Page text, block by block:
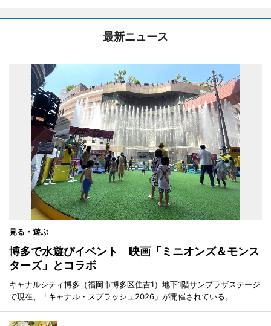
最新ニュース
見る・遊ぶ
博多で水遊びイベント 映画「ミニオンズ＆モンス
ターズ」とコラボ
キャナルシティ博多（福岡市博多区住吉1）地下1階サンプラザステージ
で現在、「キャナル・スプラッシュ2026」が開催されている。